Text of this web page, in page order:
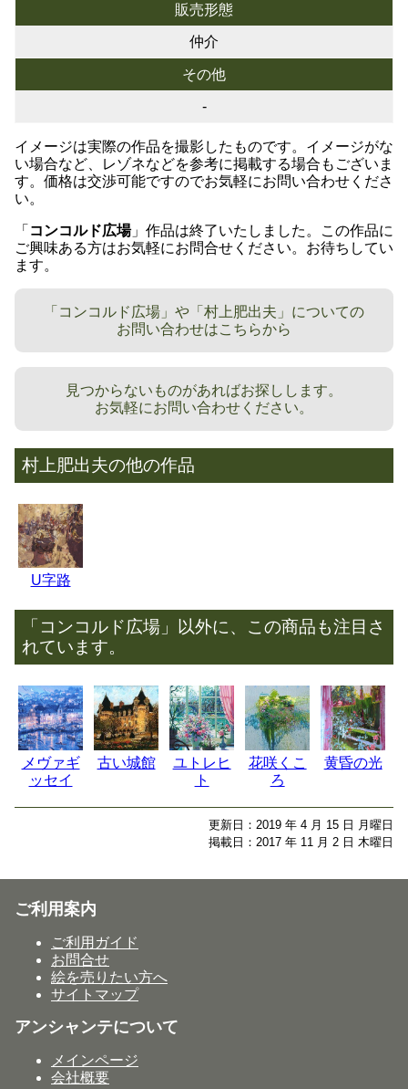
販売形態
仲介
その他
-
イメージは実際の作品を撮影したものです。イメージがな
い場合など、レゾネなどを参考に掲載する場合もございま
す。価格は交渉可能ですのでお気軽にお問い合わせくださ
い。
「 コンコルド広場」作品は終了いたしました。この作品に
ご興味ある方はお気軽にお問合せください。お待ちしてい
ます。
「コンコルド広場」や「村上肥出夫」についての
お問い合わせはこちらから
見つからないものがあればお探しします。
お気軽にお問い合わせください。
村上肥出夫の他の作品
U字路
「コンコルド広場」以外に、この商品も注目さ
れています。
メヴァギ
ッセイ
古い城館
ユトレヒ
ト
花咲くこ
ろ
黄昏の光
更新日：2019 年 4 月 15 日 月曜日
掲載日：2017 年 11 月 2 日 木曜日
ご利用案内
ご利用ガイド
お問合せ
絵を売りたい方へ
サイトマップ
アンシャンテについて
メインページ
会社概要